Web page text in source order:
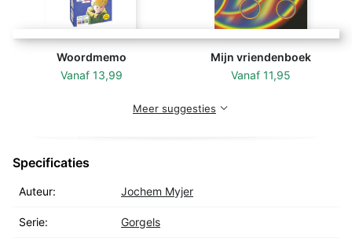
Woordmemo
Vanaf 13,99
Mijn vriendenboek
Vanaf 11,95
Meer suggesties
Specificaties
Auteur: Jochem Myjer
Serie: Gorgels